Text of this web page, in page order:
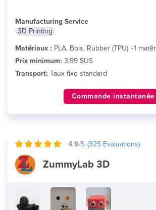
Manufacturing Service
3D Printing
Matériaux : PLA, Bois, Rubber (TPU) +1
Prix minimum: 3,99 $US
Transport: Taux fixe standard
Commande instantanée
4.9/5 (325 Evaluations)
ZummyLab 3D